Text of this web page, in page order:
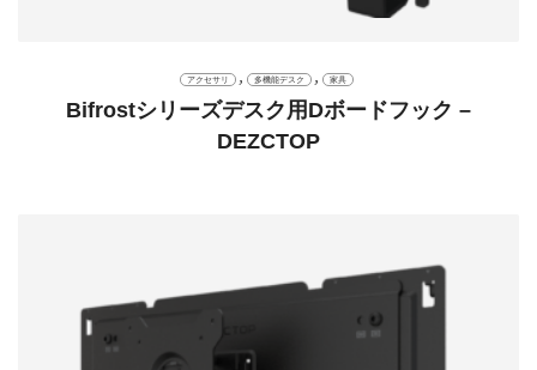
アクセサリ , 多機能デスク , 家具
Bifrostシリーズデスク用Dボードフック –
DEZCTOP